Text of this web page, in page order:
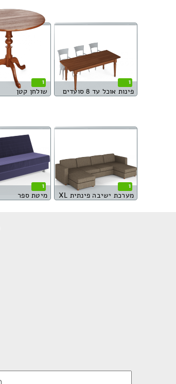
1
פינות אוכל עד 8 סועדים
1
שולחן קטן
1
מערכת ישיבה פינתית XL
1
מיטת ספר